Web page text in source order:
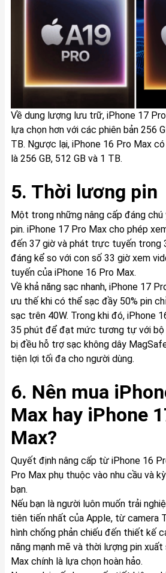
Về dung lượng lưu trữ, iPhone 17
lựa chọn hơn với các phiên bản 256
TB. Ngược lại, iPhone 16 Pro Max
là 256 GB, 512 GB và 1 TB.
5. Thời lương pin
Một trong những nâng cấp đáng
pin. iPhone 17 Pro Max cho phép
đến 37 giờ và phát trực tuyến trong
đáng kể so với con số 33 giờ xem
tuyến của iPhone 16 Pro Max.
Về khả năng sạc nhanh, iPhone 17
ưu thế khi có thể sạc đầy 50% pin
sạc trên 40W. Trong khi đó, iPhone
35 phút để đạt mức tương tự với bộ
bị đều hỗ trợ sạc không dây
tiện lợi tối đa cho người dùng.
6. Nên mua
Max hay iPhone
Max?
Quyết định nâng cấp từ iPhone 16
Pro Max phụ thuộc vào nhu cầu và
bạn.
Nếu bạn là người luôn muốn trải
tiên tiến nhất của Apple, từ camera
hình chống phản chiếu đến thiết kế
năng mạnh mẽ và thời lượng pin
Max chính là lựa chọn hoàn hảo.